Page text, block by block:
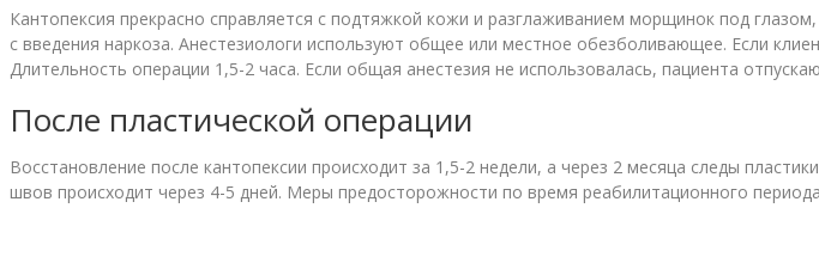
Кантопексия прекрасно справляется с подтяжкой кожи и разглаживанием морщинок под
с введения наркоза. Анестезиологи используют общее или местное обезболивающее. Если
Длительность операции 1,5-2 часа. Если общая анестезия не использовалась, пациента
После пластической операции
Восстановление после кантопексии происходит за 1,5-2 недели, а через 2 месяца следы
швов происходит через 4-5 дней. Меры предосторожности по время реабилитационного